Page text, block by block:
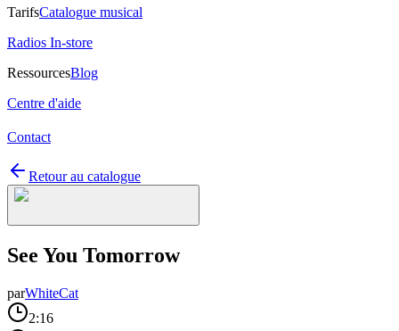
TarifsCatalogue musical
Radios In-store
RessourcesBlog
Centre d'aide
Contact
Retour au catalogue
See You Tomorrow
parWhiteCat
2:16